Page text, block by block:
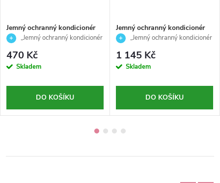
Jemný ochranný kondicionér
pro barvené vlasy-RE/START-
200ml
„Jemný ochranný kondicionér
470 Kč
Skladem
DO KOŠÍKU
Jemný ochranný kondicionér
pro barvené vlasy-RE/START-
750ml
„Jemný ochranný kondicionér
1 145 Kč
Skladem
DO KOŠÍKU